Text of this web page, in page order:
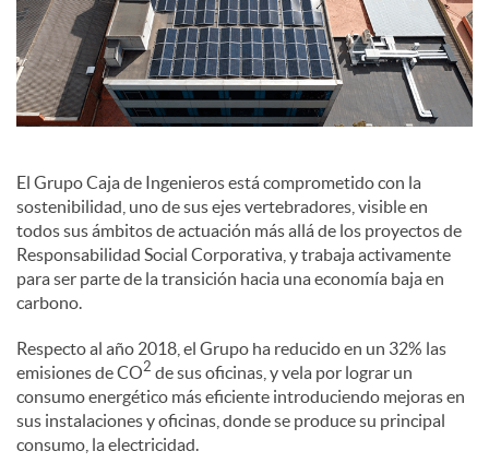
c
i
a
l
e
s
El Grupo Caja de Ingenieros está comprometido con la
sostenibilidad, uno de sus ejes vertebradores, visible en
todos sus ámbitos de actuación más allá de los proyectos de
Responsabilidad Social Corporativa, y trabaja activamente
para ser parte de la transición hacia una economía baja en
carbono.
Respecto al año 2018, el Grupo ha reducido en un 32% las
emisiones de CO2 de sus oficinas, y vela por lograr un
consumo energético más eficiente introduciendo mejoras en
sus instalaciones y oficinas, donde se produce su principal
consumo, la electricidad.